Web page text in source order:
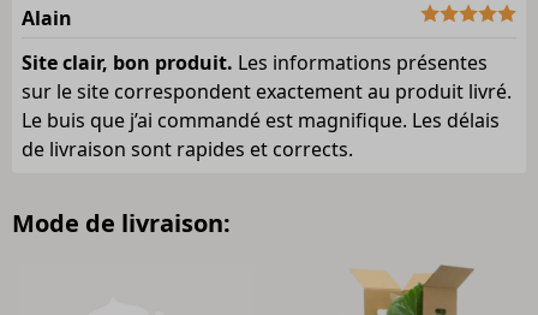
Alain
Site clair, bon produit. Les informations présentes
sur le site correspondent exactement au produit livré.
Le buis que j’ai commandé est magnifique. Les délais
de livraison sont rapides et corrects.
Mode de livraison: